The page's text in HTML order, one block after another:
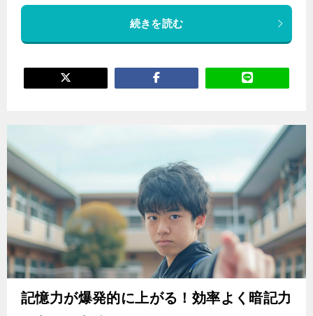
続きを読む
記憶力が爆発的に上がる！効率よく暗記力